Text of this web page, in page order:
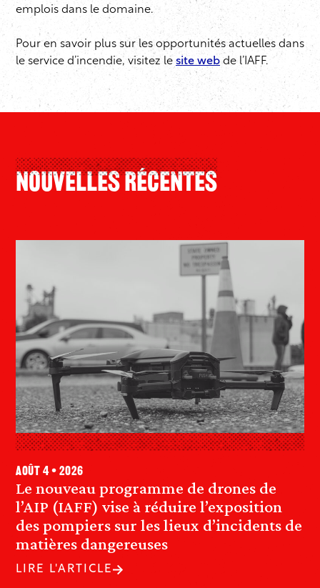
emplois dans le domaine.
Pour en savoir plus sur les opportunités actuelles dans
le service d’incendie, visitez lesite webde l’IAFF.
Nouvelles Récentes
Le nouveau programme de drones de
l’AIP (IAFF) vise à réduire l’exposition
des pompiers sur les lieux d’incidents de
matières dangereuses
août 4 • 2026
LIRE L'ARTICLE